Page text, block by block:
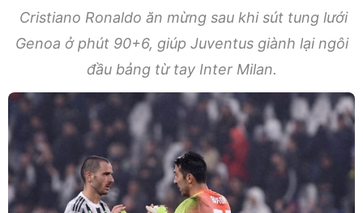
Cristiano Ronaldo ăn mừng sau khi sút tung lưới
Genoa ở phút 90+6, giúp Juventus giành lại ngôi
đầu bảng từ tay Inter Milan.